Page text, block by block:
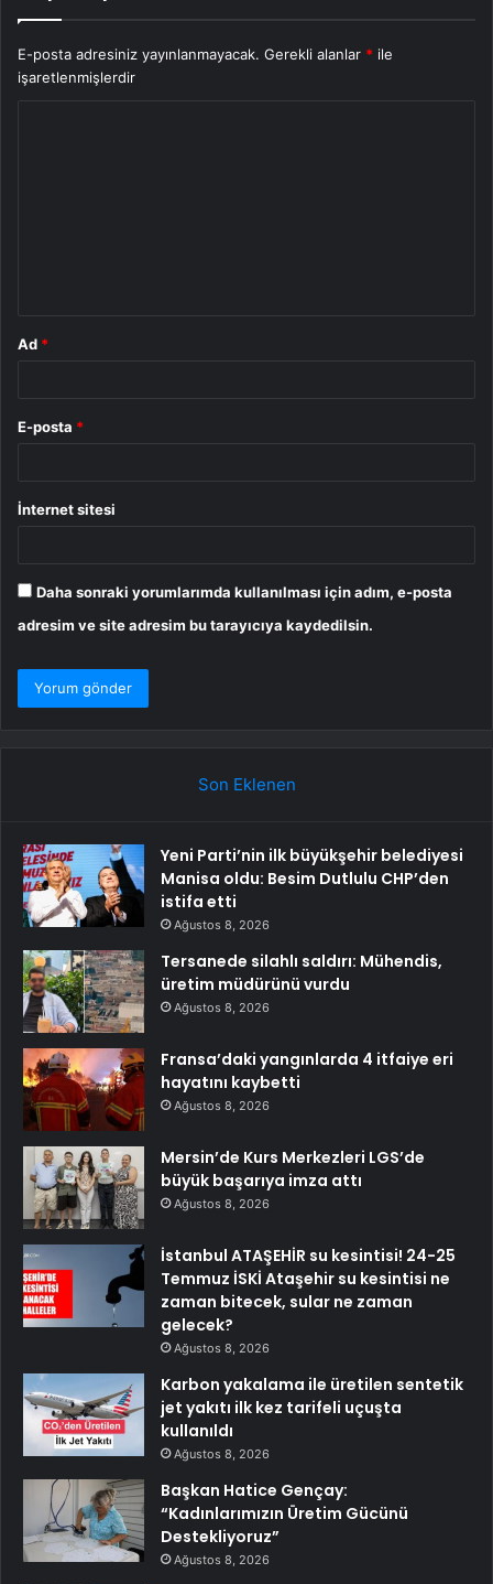
E-posta adresiniz yayınlanmayacak. Gerekli alanlar * ile
işaretlenmişlerdir
Ad *
E-posta *
İnternet sitesi
Daha sonraki yorumlarımda kullanılması için adım, e-posta
adresim ve site adresim bu tarayıcıya kaydedilsin.
Son Eklenen
Yeni Parti’nin ilk büyükşehir belediyesi
Manisa oldu: Besim Dutlulu CHP’den
istifa etti
Ağustos 8, 2026
Tersanede silahlı saldırı: Mühendis,
üretim müdürünü vurdu
Ağustos 8, 2026
Fransa’daki yangınlarda 4 itfaiye eri
hayatını kaybetti
Ağustos 8, 2026
Mersin’de Kurs Merkezleri LGS’de
büyük başarıya imza attı
Ağustos 8, 2026
İstanbul ATAŞEHİR su kesintisi! 24-25
Temmuz İSKİ Ataşehir su kesintisi ne
zaman bitecek, sular ne zaman
gelecek?
Ağustos 8, 2026
Karbon yakalama ile üretilen sentetik
jet yakıtı ilk kez tarifeli uçuşta
kullanıldı
Ağustos 8, 2026
Başkan Hatice Gençay:
“Kadınlarımızın Üretim Gücünü
Destekliyoruz”
Ağustos 8, 2026